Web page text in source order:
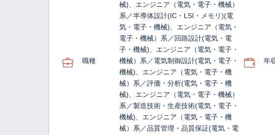
職種
械)、エンジニア（電気・電子・機械）
系／半導体設計(IC・LSI・メモリ)(電
気・電子・機械)、エンジニア（電気・
電子・機械）系／回路設計(電気・電
子・機械)、エンジニア（電気・電子・
機械）系／電気制御設計(電気・電子・
機械)、エンジニア（電気・電子・機
械）系／評価・分析(電気・電子・機
械)、エンジニア（電気・電子・機械）
系／製造技術・生産技術(電気・電子・
機械)、エンジニア（電気・電子・機
械）系／品質管理・品質保証(電気・電
年